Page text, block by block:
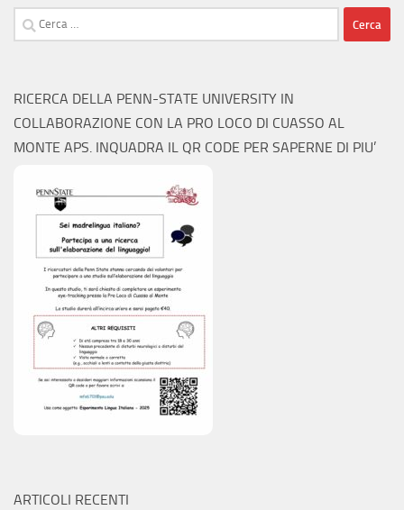
Ricerca
per:
RICERCA DELLA PENN-STATE UNIVERSITY IN
COLLABORAZIONE CON LA PRO LOCO DI CUASSO AL
MONTE APS. INQUADRA IL QR CODE PER SAPERNE DI PIU’
ARTICOLI RECENTI